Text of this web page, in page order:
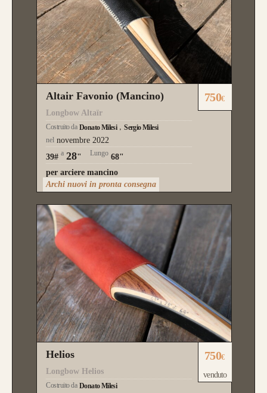
Altair Favonio (Mancino)
Longbow Altaïr
Costruito da Donato Milesi
Sergio Milesi
nel novembre 2022
39# a 28" Lungo 68"
per arciere mancino
750€
Archi nuovi in pronta consegna
Helios
Longbow Helios
Costruito da Donato Milesi
750€
venduto